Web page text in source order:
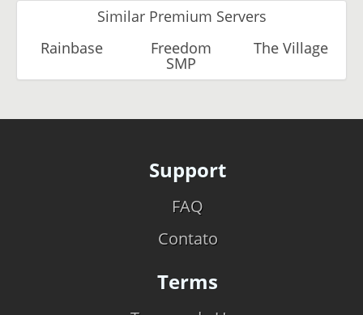
Similar Premium Servers
Rainbase
Freedom
SMP
The Village
Support
FAQ
Contato
Terms